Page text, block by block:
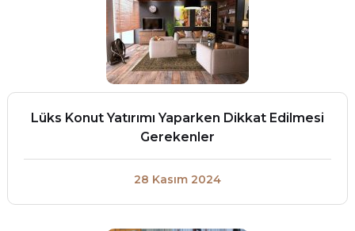
Lüks Konut Yatırımı Yaparken Dikkat Edilmesi
Gerekenler
28 Kasım 2024